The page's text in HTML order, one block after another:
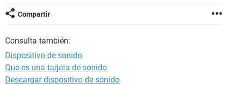
Compartir
Consulta también:
Dispositivo de sonido
Que es una tarjeta de sonido
Descargar dispositivo de sonido